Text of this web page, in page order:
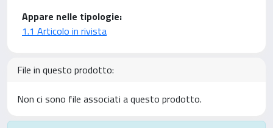
Appare nelle tipologie:
1.1 Articolo in rivista
File in questo prodotto:
Non ci sono file associati a questo prodotto.